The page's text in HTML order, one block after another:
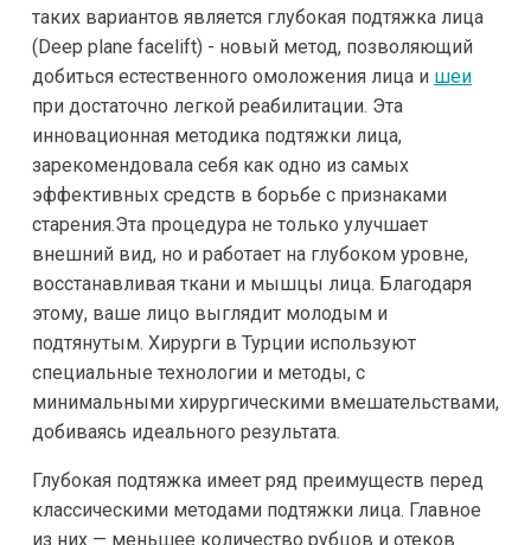
таких вариантов является глубокая подтяжка лица
(Deep plane facelift) - новый метод, позволяющий
добиться естественного омоложения лица и шеи
при достаточно легкой реабилитации. Эта
инновационная методика подтяжки лица,
зарекомендовала себя как одно из самых
эффективных средств в борьбе с признаками
старения.Эта процедура не только улучшает
внешний вид, но и работает на глубоком уровне,
восстанавливая ткани и мышцы лица. Благодаря
этому, ваше лицо выглядит молодым и
подтянутым. Хирурги в Турции используют
специальные технологии и методы, с
минимальными хирургическими вмешательствами,
добиваясь идеального результата.
Глубокая подтяжка имеет ряд преимуществ перед
классическими методами подтяжки лица. Главное
из них — меньшее количество рубцов и отеков